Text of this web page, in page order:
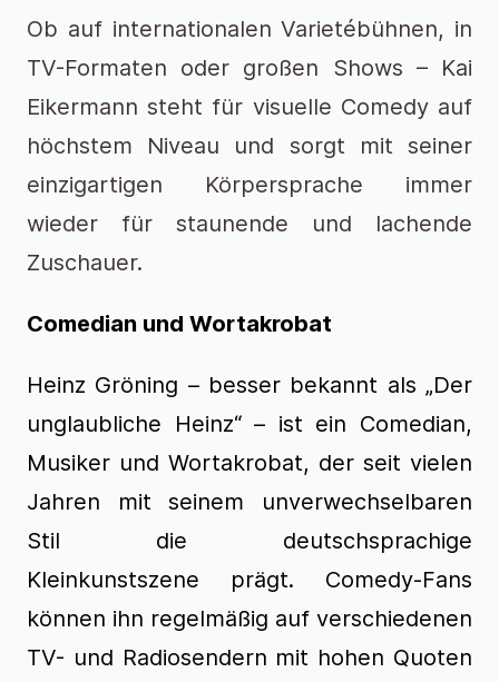
Ob auf internationalen Varietébühnen, in
TV-Formaten oder großen Shows – Kai
Eikermann steht für visuelle Comedy auf
höchstem Niveau und sorgt mit seiner
einzigartigen Körpersprache immer
wieder für staunende und lachende
Zuschauer.
Comedian und Wortakrobat
Heinz Gröning – besser bekannt als „Der
unglaubliche Heinz“ – ist ein Comedian,
Musiker und Wortakrobat, der seit vielen
Jahren mit seinem unverwechselbaren
Stil die deutschsprachige
Kleinkunstszene prägt. Comedy-Fans
können ihn regelmäßig auf verschiedenen
TV- und Radiosendern mit hohen Quoten